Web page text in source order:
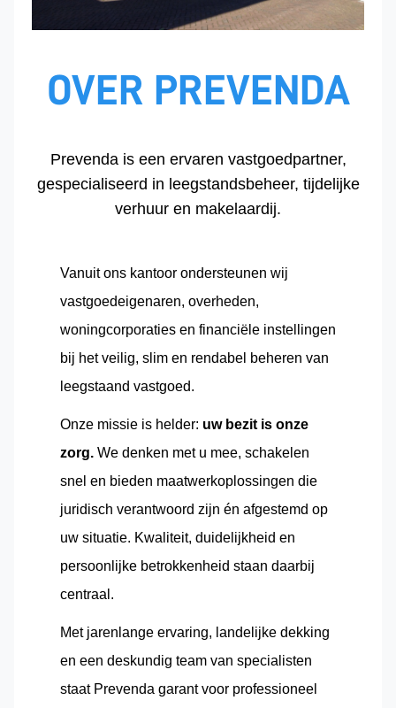
OVER PREVENDA
Prevenda is een ervaren vastgoedpartner,
gespecialiseerd in leegstandsbeheer, tijdelijke
verhuur en makelaardij.
Vanuit ons kantoor ondersteunen wij
vastgoedeigenaren, overheden,
woningcorporaties en financiële instellingen
bij het veilig, slim en rendabel beheren van
leegstaand vastgoed.
Onze missie is helder: uw bezit is onze
zorg. We denken met u mee, schakelen
snel en bieden maatwerkoplossingen die
juridisch verantwoord zijn én afgestemd op
uw situatie. Kwaliteit, duidelijkheid en
persoonlijke betrokkenheid staan daarbij
centraal.
Met jarenlange ervaring, landelijke dekking
en een deskundig team van specialisten
staat Prevenda garant voor professioneel